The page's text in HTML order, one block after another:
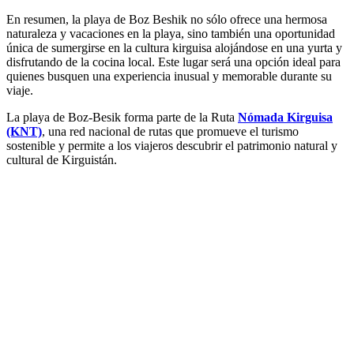
En resumen, la playa de Boz Beshik no sólo ofrece una hermosa
naturaleza y vacaciones en la playa, sino también una oportunidad
única de sumergirse en la cultura kirguisa alojándose en una yurta y
disfrutando de la cocina local. Este lugar será una opción ideal para
quienes busquen una experiencia inusual y memorable durante su
viaje.
La playa de Boz-Besik forma parte de la Ruta Nómada Kirguisa
(KNT), una red nacional de rutas que promueve el turismo
sostenible y permite a los viajeros descubrir el patrimonio natural y
cultural de Kirguistán.